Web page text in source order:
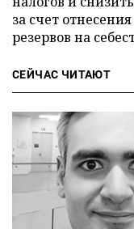
за счет
резервов на
СЕЙЧАС ЧИТАЮТ